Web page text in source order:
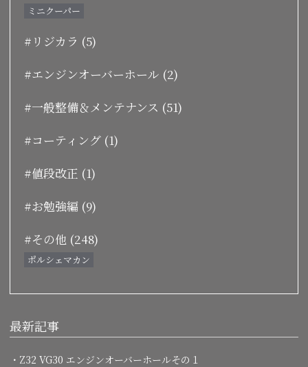
ミニクーパー
#リジカラ (5)
#エンジンオーバーホール (2)
#一般整備＆メンテナンス (51)
#コーティング (1)
#値段改正 (1)
#お勉強編 (9)
#その他 (248)
ポルシェマカン
最新記事
・Z32 VG30 エンジンオーバーホールその１